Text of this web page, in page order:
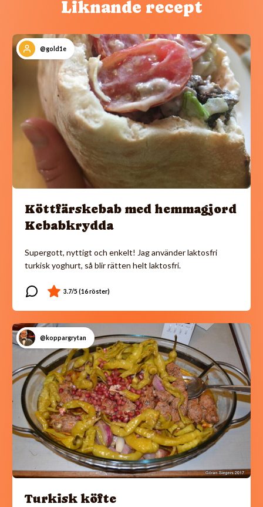
Liknande recept
@gold1e
Köttfärskebab med hemmagjord
Kebabkrydda
Supergott, nyttigt och enkelt! Jag använder laktosfri
turkisk yoghurt, så blir rätten helt laktosfri.
@koppargrytan
Turkisk köfte